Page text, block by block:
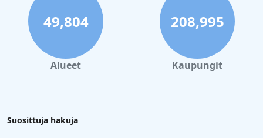
49,804
Alueet
208,995
Kaupungit
Suosittuja hakuja